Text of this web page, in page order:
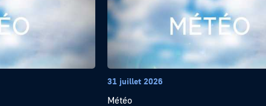
31 juillet 2026
Météo